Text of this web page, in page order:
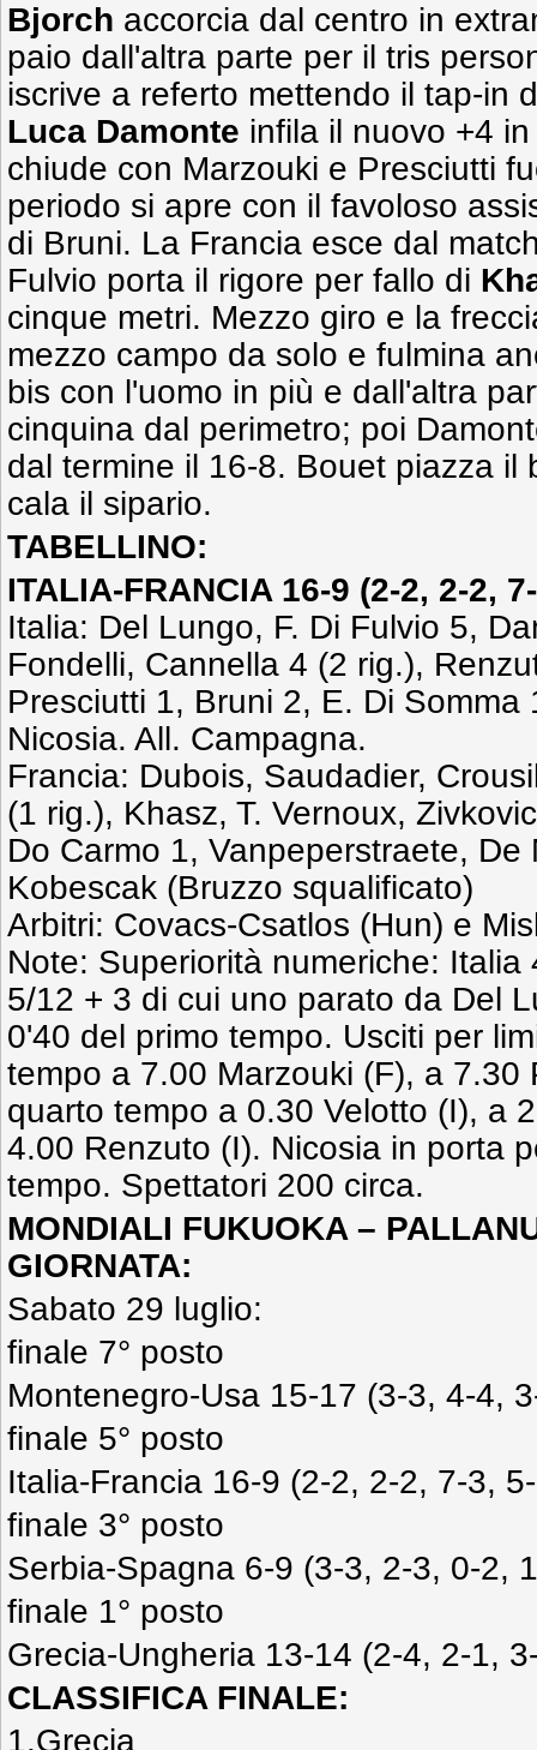
Bjorch accorcia dal centro in
paio dall'altra parte per il tris
iscrive a referto mettendo il tap-in
Luca Damonte infila il nuovo +4
chiude con Marzouki e Presciutti
periodo si apre con il favoloso
di Bruni. La Francia esce dal
Fulvio porta il rigore per fallo di
cinque metri. Mezzo giro e la
mezzo campo da solo e fulmina
bis con l'uomo in più e dall'altra
cinquina dal perimetro; poi
dal termine il 16-8. Bouet piazza il
cala il sipario.
TABELLINO:
ITALIA-FRANCIA 16-9 (2-2, 2-2,
Italia: Del Lungo, F. Di Fulvio 5,
Fondelli, Cannella 4 (2 rig.),
Presciutti 1, Bruni 2, E. Di Somma
Nicosia. All. Campagna.
Francia: Dubois, Saudadier,
(1 rig.), Khasz, T. Vernoux,
Do Carmo 1, Vanpeperstraete, De
Kobescak (Bruzzo squalificato)
Arbitri: Covacs-Csatlos (Hun) e
Note: Superiorità numeriche: Italia
5/12 + 3 di cui uno parato da Del
0'40 del primo tempo. Usciti per
tempo a 7.00 Marzouki (F), a 7.30
quarto tempo a 0.30 Velotto (I), a
4.00 Renzuto (I). Nicosia in porta
tempo. Spettatori 200 circa.
MONDIALI FUKUOKA –
GIORNATA:
Sabato 29 luglio:
finale 7° posto
Montenegro-Usa 15-17 (3-3, 4-4,
finale 5° posto
Italia-Francia 16-9 (2-2, 2-2, 7-3,
finale 3° posto
Serbia-Spagna 6-9 (3-3, 2-3, 0-2,
finale 1° posto
Grecia-Ungheria 13-14 (2-4, 2-1,
CLASSIFICA FINALE:
1.Grecia